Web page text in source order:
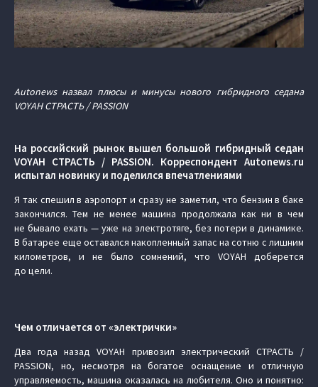
Autonews назвал плюсы и минусы нового гибридного седана
VOYAH СТРАСТЬ / PASSION
На российский рынок вышел большой гибридный седан
VOYAH СТРАСТЬ / PASSION. Корреспондент Autonews.ru
испытал новинку и поделился впечатлениями
Я так спешил в аэропорт и сразу не заметил, что бензин в баке
закончился. Тем не менее машина продолжала как ни в чем
не бывало ехать — уже на электротяге, без потери в динамике.
В батарее еще оставался накопленный запас на сотню с лишним
километров, и не было сомнений, что VOYAH доберется
до цели.
Чем отличается от «электрички»
Два года назад VOYAH привозил электрический СТРАСТЬ /
PASSION, но, несмотря на богатое оснащение и отличную
управляемость, машина оказалась на любителя. Оно и понятно: